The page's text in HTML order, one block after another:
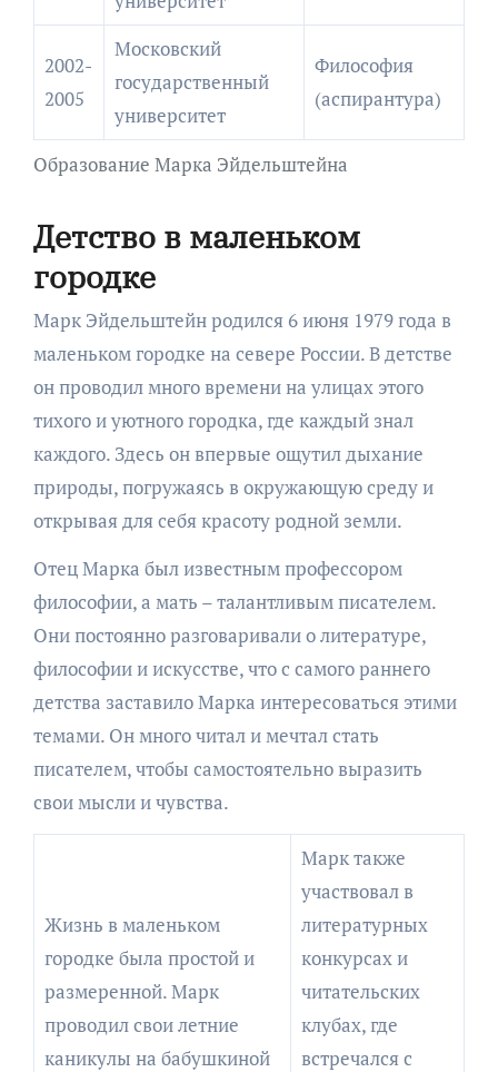
Образование Марка Эйдельштейна
2002-
2005
Московский
государственный
университет
Философия
(аспирантура)
Детство в маленьком
городке
Марк Эйдельштейн родился 6 июня 1979 года в
маленьком городке на севере России. В детстве
он проводил много времени на улицах этого
тихого и уютного городка, где каждый знал
каждого. Здесь он впервые ощутил дыхание
природы, погружаясь в окружающую среду и
открывая для себя красоту родной земли.
Отец Марка был известным профессором
философии, а мать – талантливым писателем.
Они постоянно разговаривали о литературе,
философии и искусстве, что с самого раннего
детства заставило Марка интересоваться этими
темами. Он много читал и мечтал стать
писателем, чтобы самостоятельно выразить
свои мысли и чувства.
Жизнь в маленьком
городке была простой и
размеренной. Марк
проводил свои летние
каникулы на бабушкиной
Марк также
участвовал в
литературных
конкурсах и
читательских
клубах, где
встречался с